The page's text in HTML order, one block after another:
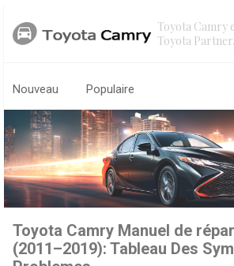
Toyota Camry
Toyota Partner.
Nouveau Populaire
Toyota Camry Manuel de
(2011–2019): Tableau Des